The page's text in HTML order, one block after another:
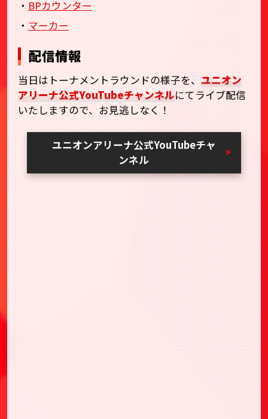
・ BPカウンター
・ マーカー
配信情報
当日はトーナメントラウンドの様子を、 ユニオン
アリーナ公式YouTubeチャンネルにてライブ配信
いたしますので、お見逃しなく！
ユニオンアリーナ公式YouTubeチャ
ンネル